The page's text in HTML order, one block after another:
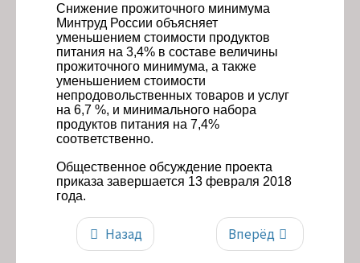
Снижение прожиточного минимума
Минтруд России объясняет
уменьшением стоимости продуктов
питания на 3,4% в составе величины
прожиточного минимума, а также
уменьшением стоимости
непродовольственных товаров и услуг
на 6,7 %, и минимального набора
продуктов питания на 7,4%
соответственно.
Общественное обсуждение проекта
приказа завершается 13 февраля 2018
года.
Назад Вперёд